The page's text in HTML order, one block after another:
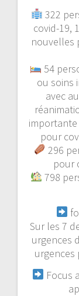
322
covid-19,
nouvelles
54
ou soins
avec
pour
296
pour
798
Sur les 7
urgences
urgences
Focus